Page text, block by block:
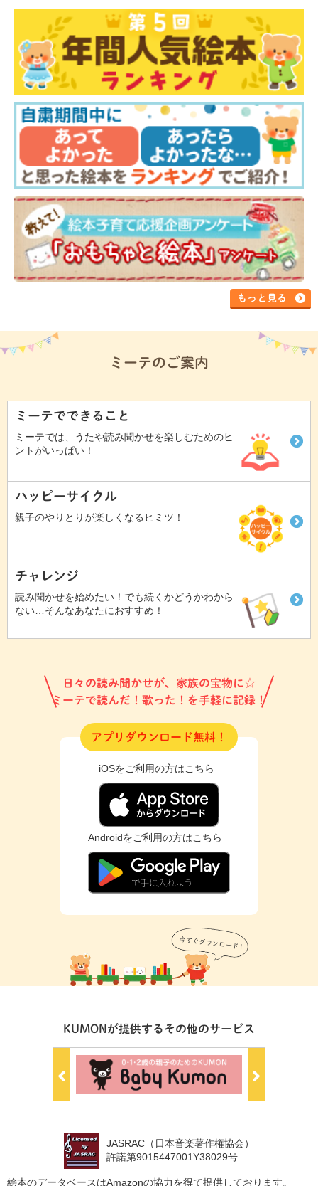
もっと見る
ミーテのご案内
ミーテでできること
ミーテでは、うたや読み聞かせを楽しむためのヒ
ントがいっぱい！
ハッピーサイクル
親子のやりとりが楽しくなるヒミツ！
チャレンジ
読み聞かせを始めたい！でも続くかどうかわから
ない…そんなあなたにおすすめ！
日々の読み聞かせが、家族の宝物に☆
ミーテで読んだ！歌った！を手軽に記録！
アプリダウンロード無料！
iOSをご利用の方はこちら
Androidをご利用の方はこちら
KUMONが提供するその他のサービス
JASRAC（日本音楽著作権協会）
許諾第9015447001Y38029号
絵本のデータベースはAmazonの協力を得て提供しております。